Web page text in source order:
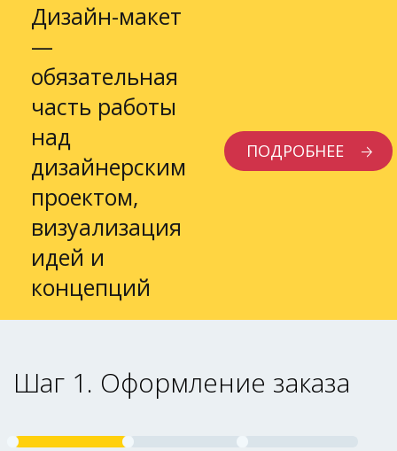
Дизайн-макет
—
обязательная
часть работы
над
дизайнерским
проектом,
визуализация
идей и
концепций
ПОДРОБНЕЕ
Шаг 1. Оформление заказа